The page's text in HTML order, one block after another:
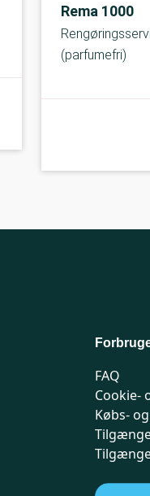
Rema 1000
(parfumefri)
FAQ
Cookie-
Købs-